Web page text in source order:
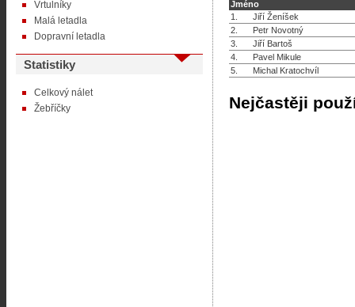
Vrtulníky
Malá letadla
Dopravní letadla
Statistiky
Celkový nálet
Žebříčky
Jméno
1.
Jiří Ženíšek
2.
Petr Novotný
3.
Jiří Bartoš
4.
Pavel Mikule
5.
Michal Kratochvíl
Nejčastěji